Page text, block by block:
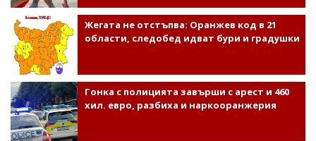
Жегата не отстъпва: Оранжев код в 21
области, следобед идват бури и градушки
Гонка с полицията завърши с арест и 460
хил. евро, разбиха и наркооранжерия